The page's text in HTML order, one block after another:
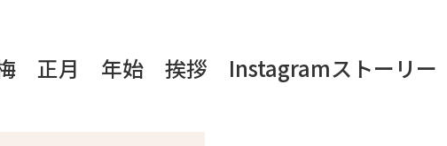
正月 年始 挨拶 Instagramストーリー